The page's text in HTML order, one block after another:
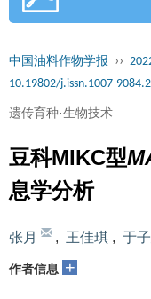
中国油料作物学报 ››
10.19802/j.issn.1007-
遗传育种·生物技术
豆科MIKC型
息学分析
张月 , 王佳琪 , 于
作者信息 +